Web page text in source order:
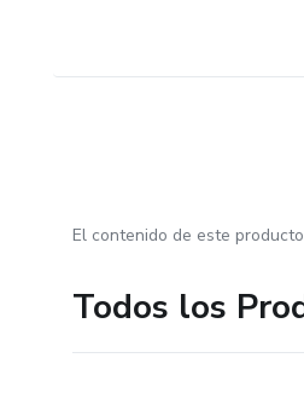
El contenido de este
Todos los